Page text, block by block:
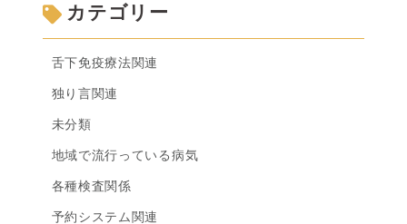
カテゴリー
舌下免疫療法関連
独り言関連
未分類
地域で流行っている病気
各種検査関係
予約システム関連